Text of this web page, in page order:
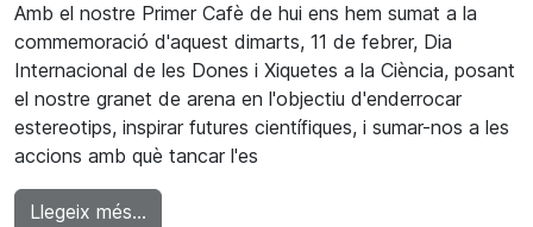
Amb el nostre Primer Cafè de hui ens hem sumat a la
commemoració d'aquest dimarts, 11 de febrer, Dia
Internacional de les Dones i Xiquetes a la Ciència, posant
el nostre granet de arena en l'objectiu d'enderrocar
estereotips, inspirar futures científiques, i sumar-nos a les
accions amb què tancar l'es
Llegeix més…